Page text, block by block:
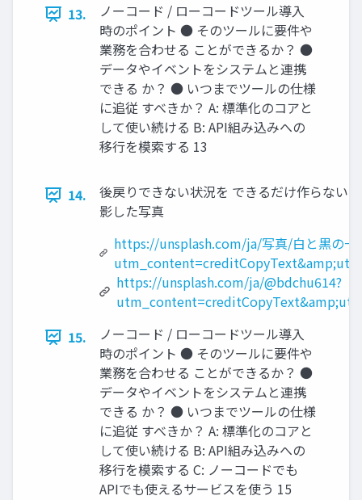
13.
ノーコード / ローコードツール導入
時のポイント ● そのツールに要件や
業務を合わせる ことができるか？ ●
データやイベントをシステムと連携
できる か？ ● いつまでツールの仕様
に追従 すべきか？ A: 標準化のコアと
して使い続ける B: API組み込みへの
移行を模索する 13
14.
後戻りできない状況を できるだけ作らな
影した写真
https://unsplash.com/ja/写真/白と黒の一
https://unsplash.com/ja/@bdchu614?
15.
ノーコード / ローコードツール導入
時のポイント ● そのツールに要件や
業務を合わせる ことができるか？ ●
データやイベントをシステムと連携
できる か？ ● いつまでツールの仕様
に追従 すべきか？ A: 標準化のコアと
して使い続ける B: API組み込みへの
移行を模索する C: ノーコードでも
APIでも使えるサービスを使う 15